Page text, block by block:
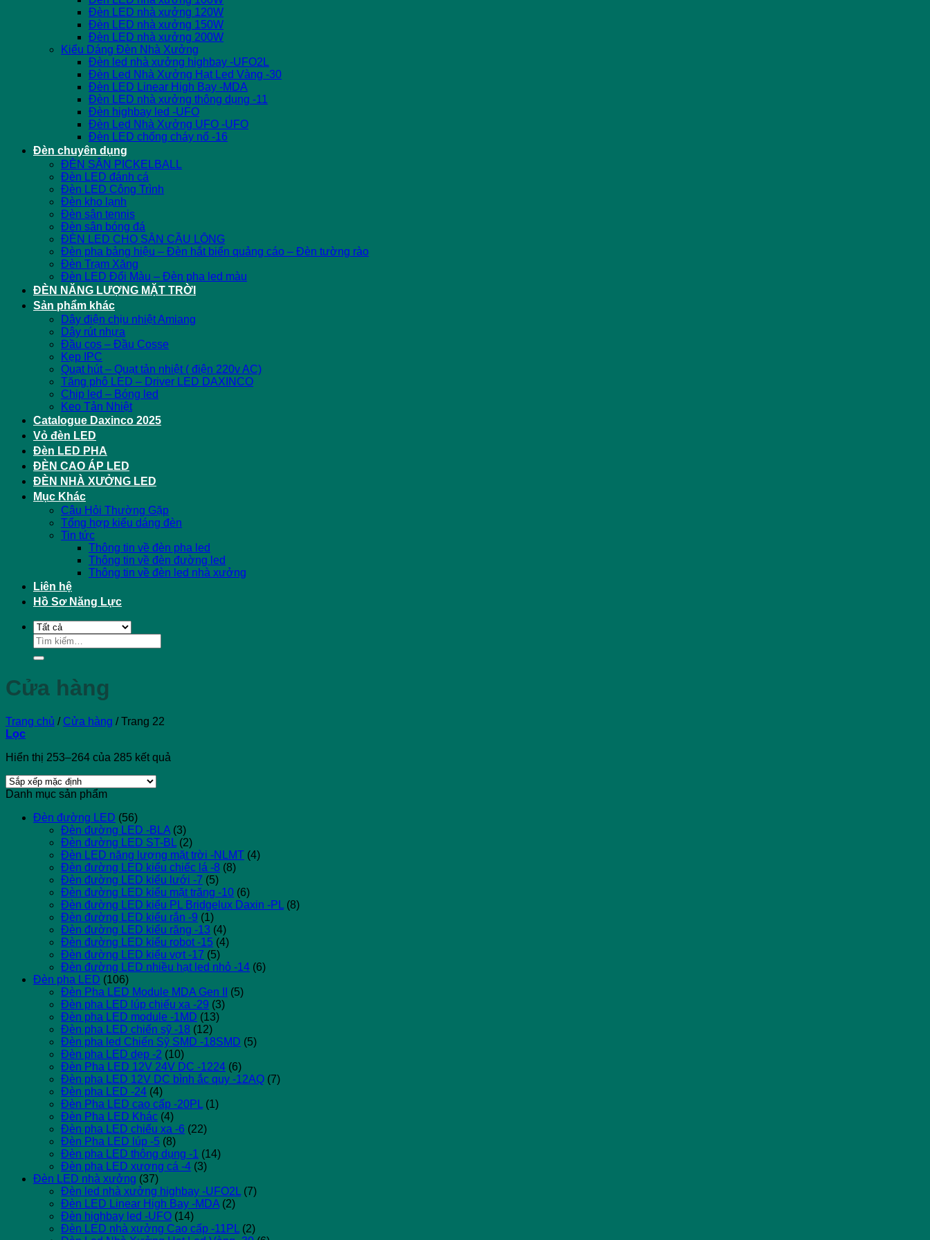
Đèn LED nhà xưởng 120W
Đèn LED nhà xưởng 150W
Đèn LED nhà xưởng 200W
Kiểu Dáng Đèn Nhà Xưởng
Đèn led nhà xưởng highbay -UFO2L
Đèn Led Nhà Xưởng Hạt Led Vàng -30
Đèn LED Linear High Bay -MDA
Đèn LED nhà xưởng thông dụng -11
Đèn highbay led -UFO
Đèn Led Nhà Xưởng UFO -UFO
Đèn LED chống cháy nổ -16
Đèn chuyên dụng
ĐÈN SÂN PICKELBALL
Đèn LED đánh cá
Đèn LED Công Trình
Đèn kho lạnh
Đèn sân tennis
Đèn sân bóng đá
ĐÈN LED CHO SÂN CẦU LÔNG
Đèn pha bảng hiệu – Đèn hắt biển quảng cáo – Đèn tường rào
Đèn Trạm Xăng
Đèn LED Đổi Màu – Đèn pha led màu
ĐÈN NĂNG LƯỢNG MẶT TRỜI
Sản phẩm khác
Dây điện chịu nhiệt Amiang
Dây rút nhựa
Đầu cos – Đầu Cosse
Kẹp IPC
Quạt hút – Quạt tản nhiệt ( điện 220v AC)
Tăng phô LED – Driver LED DAXINCO
Chip led – Bóng led
Keo Tản Nhiệt
Catalogue Daxinco 2025
Vỏ đèn LED
Đèn LED PHA
ĐÈN CAO ÁP LED
ĐÈN NHÀ XƯỞNG LED
Mục Khác
Câu Hỏi Thường Gặp
Tổng hợp kiểu dáng đèn
Tin tức
Thông tin về đèn pha led
Thông tin về đèn đường led
Thông tin về đèn led nhà xưởng
Liên hệ
Hồ Sơ Năng Lực
Tìm
kiếm:
Cửa hàng
Trang chủ / Cửa hàng /Trang 22
Lọc
Hiển thị 253–264 của 285 kết quả
Danh mục sản phẩm
Đèn đường LED (56)
Đèn đường LED -BLA (3)
Đèn đường LED ST-BL (2)
Đèn LED năng lượng mặt trời -NLMT (4)
Đèn đường LED kiểu chiếc lá -8 (8)
Đèn đường LED kiểu lưới -7 (5)
Đèn đường LED kiểu mặt trăng -10 (6)
Đèn đường LED kiểu PL Bridgelux Daxin -PL (8)
Đèn đường LED kiểu rắn -9 (1)
Đèn đường LED kiểu răng -13 (4)
Đèn đường LED kiểu robot -15 (4)
Đèn đường LED kiểu vợt -17 (5)
Đèn đường LED nhiều hạt led nhỏ -14 (6)
Đèn pha LED (106)
Đèn Pha LED Module MDA Gen II
(5)
Đèn pha LED lúp chiếu xa -29 (3)
Đèn pha LED module -1MD (13)
Đèn pha LED chiến sỹ -18 (12)
Đèn pha led Chiến Sỹ SMD -18SMD (5)
Đèn pha LED dẹp -2 (10)
Đèn Pha LED 12V 24V DC -1224 (6)
Đèn pha LED 12V DC bình ắc quy -12AQ (7)
Đèn pha LED -24 (4)
Đèn Pha LED cao cấp -20PL (1)
Đèn Pha LED Khác (4)
Đèn pha LED chiếu xa -6 (22)
Đèn Pha LED lúp -5 (8)
Đèn pha LED thông dụng -1 (14)
Đèn pha LED xương cá -4 (3)
Đèn LED nhà xưởng (37)
Đèn led nhà xưởng highbay -UFO2L (7)
Đèn LED Linear High Bay -MDA (2)
Đèn highbay led -UFO (14)
Đèn LED nhà xưởng Cao cấp -11PL (2)